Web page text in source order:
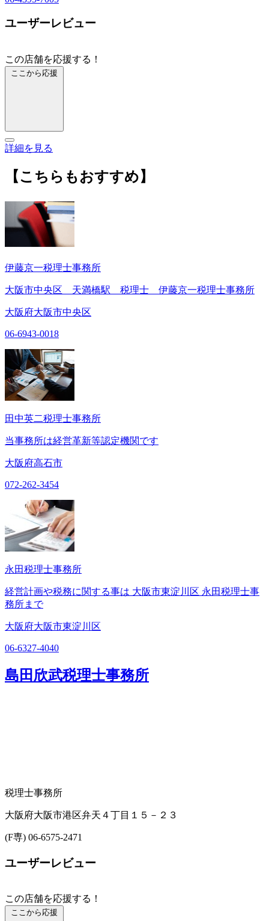
ユーザーレビュー
この店舗を応援する！
ここから応援
詳細を見る
【こちらもおすすめ】
伊藤京一税理士事務所
大阪市中央区 天満橋駅 税理士 伊藤京一税理士事務所
大阪府大阪市中央区
06-6943-0018
田中英二税理士事務所
当事務所は経営革新等認定機関です
大阪府高石市
072-262-3454
永田税理士事務所
経営計画や税務に関する事は 大阪市東淀川区 永田税理士事
務所まで
大阪府大阪市東淀川区
06-6327-4040
島田欣武税理士事務所
税理士事務所
大阪府大阪市港区弁天４丁目１５－２３
(F専) 06-6575-2471
ユーザーレビュー
この店舗を応援する！
ここから応援